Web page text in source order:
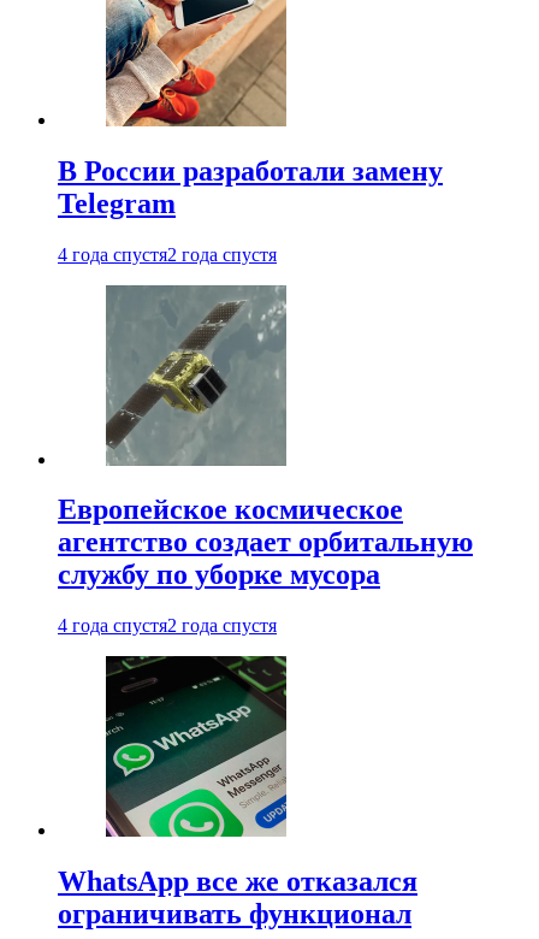
В России разработали замену
Telegram
4 года спустя2 года спустя
Европейское космическое
агентство создает орбитальную
службу по уборке мусора
4 года спустя2 года спустя
WhatsApp все же отказался
ограничивать функционал